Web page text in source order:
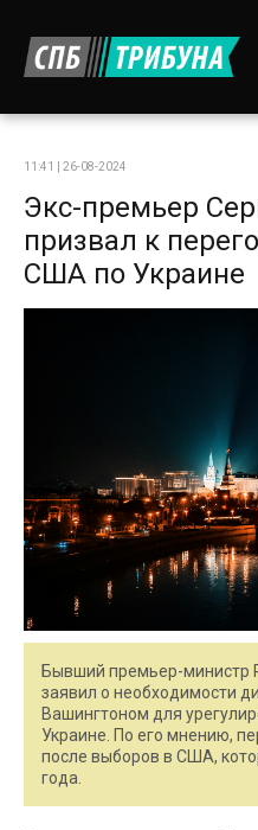
11:41 | 26-08-2024
Экс-премьер
призвал к
США по Украине
Бывший премьер-министр
заявил о необходимости
Вашингтоном для
Украине. По его мнению,
после выборов в США,
года.